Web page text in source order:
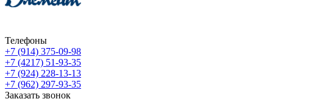
Телефоны
+7 (914) 375-09-98
+7 (4217) 51-93-35
+7 (924) 228-13-13
+7 (962) 297-93-35
Заказать звонок